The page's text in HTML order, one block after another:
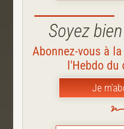
Soyez
Abonnez-vous à
l'Hebdo du
Je